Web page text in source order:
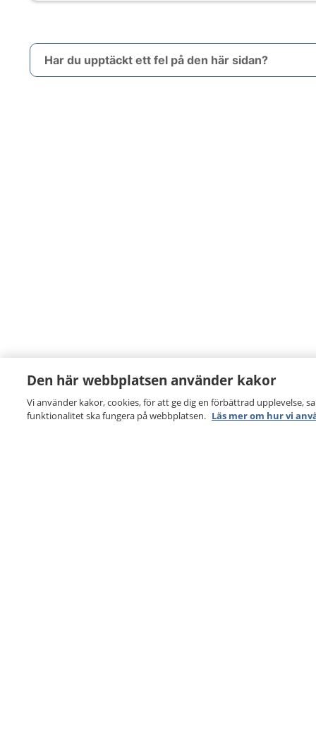
Har du upptäckt ett fel på den här sidan?
Den här webbplatsen använder kakor
Vi använder kakor, cookies, för att ge dig en förbättrad upplevelse,
funktionalitet ska fungera på webbplatsen. Läs mer om hur vi